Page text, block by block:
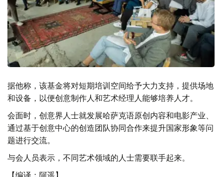
据他称，该基金将对短期培训空间给予大力支持，提供场地
和设备，以便创意制作人和艺术经理人能够培养人才。
会面时，创意界人士就发展哈萨克语原创内容和电影产业、
通过基于创意中心的创造团队协同合作来提升国家形象等问
题进行交流。
与会人员表示，不同艺术领域的人士需要联手起来。
【编译：阿遥】